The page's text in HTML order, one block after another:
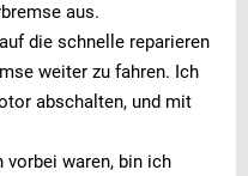
aus.
die schnelle reparieren
weiter zu fahren. Ich
abschalten, und mit
vorbei waren, bin ich